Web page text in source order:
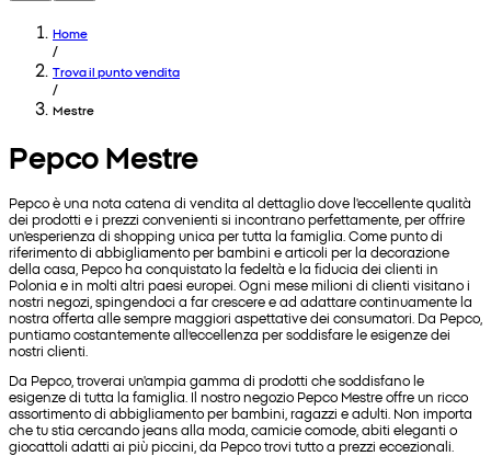
Home
/
Trova il punto vendita
/
Mestre
Pepco Mestre
Pepco è una nota catena di vendita al dettaglio dove l'eccellente qualità
dei prodotti e i prezzi convenienti si incontrano perfettamente, per offrire
un'esperienza di shopping unica per tutta la famiglia. Come punto di
riferimento di abbigliamento per bambini e articoli per la decorazione
della casa, Pepco ha conquistato la fedeltà e la fiducia dei clienti in
Polonia e in molti altri paesi europei. Ogni mese milioni di clienti visitano i
nostri negozi, spingendoci a far crescere e ad adattare continuamente la
nostra offerta alle sempre maggiori aspettative dei consumatori. Da Pepco,
puntiamo costantemente all’eccellenza per soddisfare le esigenze dei
nostri clienti.
Da Pepco, troverai un'ampia gamma di prodotti che soddisfano le
esigenze di tutta la famiglia. Il nostro negozio Pepco Mestre offre un ricco
assortimento di abbigliamento per bambini, ragazzi e adulti. Non importa
che tu stia cercando jeans alla moda, camicie comode, abiti eleganti o
giocattoli adatti ai più piccini, da Pepco trovi tutto a prezzi eccezionali.